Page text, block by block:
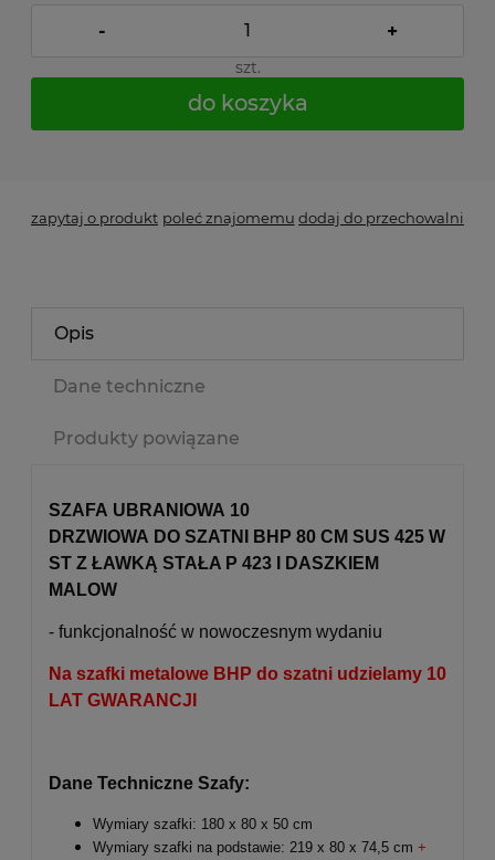
- +
szt.
do koszyka
zapytaj o produkt poleć znajomemu dodaj do przechowalni
Opis
Dane techniczne
Produkty powiązane
SZAFA UBRANIOWA 10
DRZWIOWA DO SZATNI BHP 80 CM SUS 425 W
ST Z ŁAWKĄ STAŁA P 423 I DASZKIEM
MALOW
- funkcjonalność w nowoczesnym wydaniu
Na szafki metalowe BHP do szatni udzielamy 10
LAT GWARANCJI
Dane Techniczne Szafy:
Wymiary szafki: 180 x 80 x 50 cm
Wymiary szafki na podstawie: 219 x 80 x 74,5 cm +